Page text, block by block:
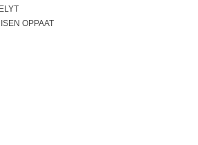
OPPAAT